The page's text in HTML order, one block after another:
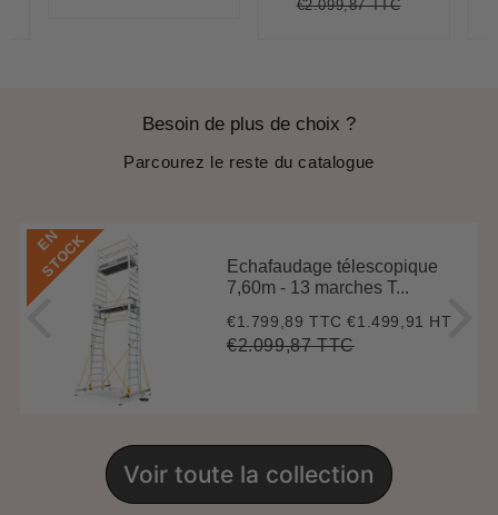
Prix
€2.099,87 TTC€2.099,87
Besoin de plus de choix ?
Parcourez le reste du catalogue
E
N
S
T
O
C
K
Echafaudage télescopique
7,60m - 13 marches T...
Prix
réduit
€1.799,89 TTC€1.799,89
€1.499,91 HT
Prix
€2.099,87 TTC€2.099,87
Voir toute la collection